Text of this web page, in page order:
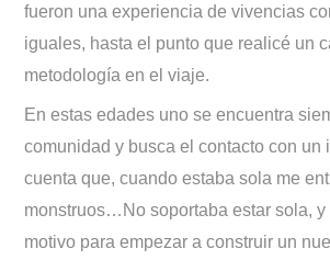
fueron una experiencia de vivencias
iguales, hasta el punto que realicé un
metodología en el viaje.
En estas edades uno se encuentra
comunidad y busca el contacto con un
cuenta que, cuando estaba sola me
monstruos…No soportaba estar sola, y
motivo para empezar a construir un